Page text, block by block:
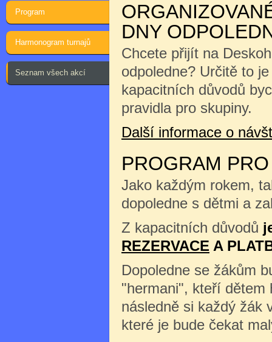
Program
Harmonogram turnajů
Seznam všech akcí
DNY
Chcete přijít na
odpoledne? Určitě to
kapacitních důvodů
pravidla pro skupiny.
Další informace o
PROGRAM
Jako každým rokem,
dopoledne s dětmi a
Z kapacitních důvodů
REZERVACE A
Dopoledne se žákům
"hermani", kteří dětem
následně si každý žák
které je bude čekat